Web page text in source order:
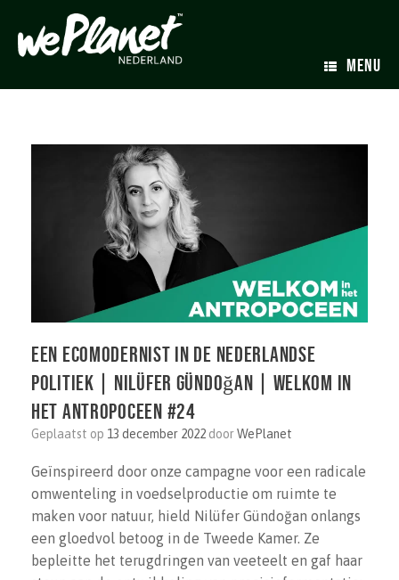
MENU
Een ecomodernist in de Nederlandse
politiek | Nilüfer Gündoğan | Welkom in
het Antropoceen #24
Geplaatst op 13 december 2022 doorWePlanet
Geïnspireerd door onze campagne voor een radicale
omwenteling in voedselproductie om ruimte te
maken voor natuur, hield Nilüfer Gündoğan onlangs
een gloedvol betoog in de Tweede Kamer. Ze
bepleitte het terugdringen van veeteelt en gaf haar